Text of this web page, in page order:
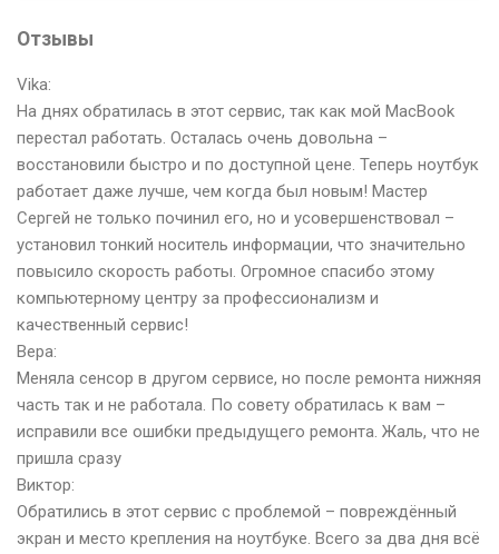
Отзывы
Vika:
На днях обратилась в этот сервис, так как мой MacBook
перестал работать. Осталась очень довольна –
восстановили быстро и по доступной цене. Теперь ноутбук
работает даже лучше, чем когда был новым! Мастер
Сергей не только починил его, но и усовершенствовал –
установил тонкий носитель информации, что значительно
повысило скорость работы. Огромное спасибо этому
компьютерному центру за профессионализм и
качественный сервис!
Вера:
Меняла сенсор в другом сервисе, но после ремонта нижняя
часть так и не работала. По совету обратилась к вам –
исправили все ошибки предыдущего ремонта. Жаль, что не
пришла сразу
Виктор:
Обратились в этот сервис с проблемой – повреждённый
экран и место крепления на ноутбуке. Всего за два дня всё